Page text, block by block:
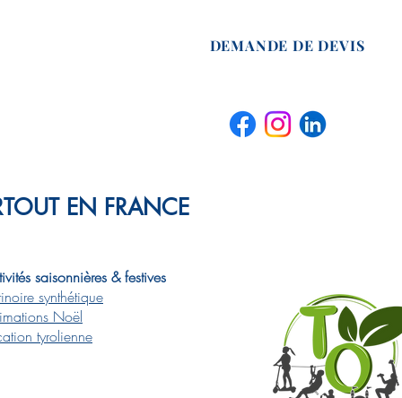
DEMANDE DE DEVIS
EN FRANCE
saisonnières & festives
synthétique
Noël
tyrolienne